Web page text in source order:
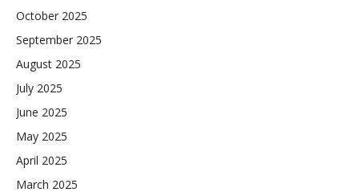
October 2025
September 2025
August 2025
July 2025
June 2025
May 2025
April 2025
March 2025